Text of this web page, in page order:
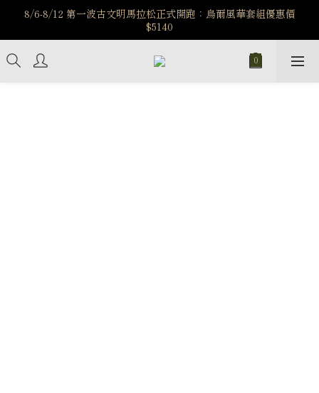
️8/6-8/12 第一波古文明馬拉松正式開跑：烏爾風華套組優惠價
$5140
7/15-8/25 神秘星象學系列｜獅子座時區 項鍊 X 戒指 X 手鍊 享福
利
新註冊會員享$100購物金，立即註冊，踏上飾品的奇幻之旅